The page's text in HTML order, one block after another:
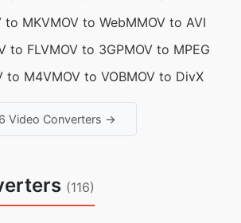
to MKVMOV to WebMMOV to AVI
to FLVMOV to 3GPMOV to MPEG
to M4VMOV to VOBMOV to DivX
Video Converters →
(116)